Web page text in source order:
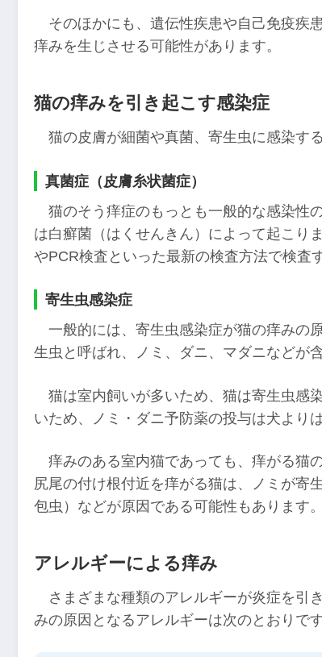
そのほかにも、遺伝性疾患や自己免疫疾
痒みを生じさせる可能性があります。
猫の痒みを引き起こす感染症
猫の皮膚が細菌や真菌、寄生虫に感染す
真菌症（皮膚糸状菌症）
猫のそう痒症のもっとも一般的な感染性
は白癬菌（はくせんきん）によって起こり
やPCR検査といった最新の検査方法で検査
寄生虫感染症
一般的には、寄生虫感染症が猫の痒みの
生虫と呼ばれ、ノミ、ダニ、マダニなどが
猫は室内飼いが多いため、猫は寄生虫感
いため、ノミ・ダニ予防薬の投与は犬より
痒みのある室内猫であっても、痒がる猫
尻尾の付け根付近を痒がる猫は、ノミが寄
包虫）などが原因である可能性もあります。
アレルギーによる痒み
さまざまな種類のアレルギーが炎症を引
みの原因となるアレルギーは次のとおりです